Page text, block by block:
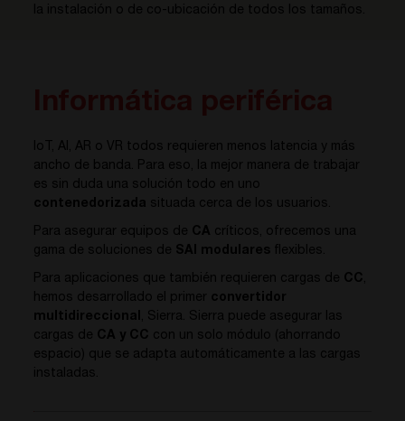
la instalación o de co-ubicación de todos los tamaños.
IoT, AI, AR o VR todos requieren menos latencia y más
ancho de banda. Para eso, la mejor manera de trabajar
es sin duda una solución todo en uno
contenedorizada situada cerca de los usuarios.
Para asegurar equipos de CA críticos, ofrecemos una
gama de soluciones de SAI modulares flexibles.
Para aplicaciones que también requieren cargas de CC ,
hemos desarrollado el primer
convertidor
multidireccional , Sierra. Sierra puede asegurar las
cargas de CA y CC con un solo módulo (ahorrando
espacio) que se adapta automáticamente a las cargas
instaladas.